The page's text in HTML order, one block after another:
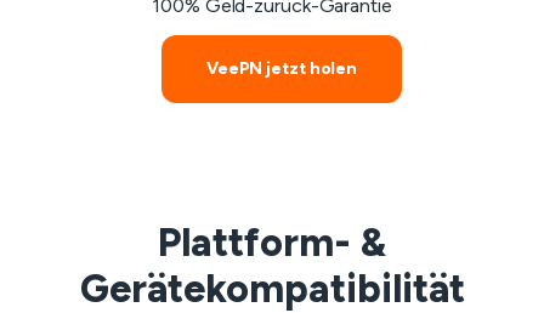
100% Geld-zurück-Garantie
VeePN jetzt holen
Plattform- &
Gerätekompatibilität